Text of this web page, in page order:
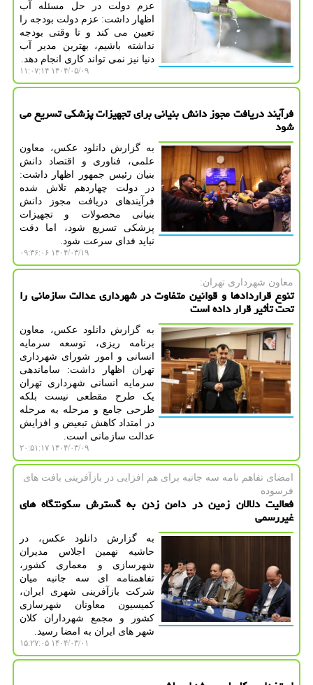
عزم دولت در حل مسئله آب
اظهار داشت: عزم دولت بودجه را
تعیین می کند و تا وقتی بودجه
نداشته باشیم، بهترین مدیر آب
دنیا نیز نمی تواند کاری انجام دهد.
۱۴۰۴/۰۵/۰۹ ۱۱:۰۷:۱۴
فرآیند دریافت مجوز دانش بنیانی برای تجهیزات پزشکی تسریع می
شود
به گزارش دانلود عکس، معاون
علمی، فناوری و اقتصاد دانش
بنیان رئیس جمهور اظهار داشت:
در دولت چهاردهم تلاش شده
فرآیندهای دریافت مجوز دانش
بنیانی محصولات و تجهیزات
پزشکی تسریع شود، اما دقت
نباید فدای سرعت شود.
۱۴۰۴/۰۳/۱۹ ۰۹:۳۶:۰۶
معاون شهرداری تهران:
تنوع قراردادها و قوانین متفاوت در شهرداری عدالت سازمانی را
تحت تأثیر قرار داده است
به گزارش دانلود عکس، معاون
برنامه ریزی، توسعه سرمایه
انسانی و امور شورای شهرداری
تهران اظهار داشت: ساماندهی
سرمایه انسانی شهرداری تهران
یک طرح مقطعی نیست بلکه
طرحی جامع و مرحله به مرحله
در امتداد کاهش تبعیض و افزایش
عدالت سازمانی است.
۱۴۰۴/۰۳/۰۹ ۲۰:۵۱:۱۷
امضای تفاهم نامه سه جانبه برای هم افزایی در بازآفرینی بافت های
فرسوده
فعالیت دلالان زمین در دامن زدن به گسترش سکونتگاه های
غیررسمی
به گزارش دانلود عکس، در
حاشیه نهمین اجلاس مدیران
شهرسازی و معماری کشور،
تفاهمنامه ای سه جانبه میان
شرکت بازآفرینی شهری ایران،
کمیسیون معاونان شهرسازی
کشور و مجمع شهرداران کلان
شهر های ایران به امضا رسید.
۱۴۰۴/۰۳/۰۱ ۱۵:۲۷:۰۵